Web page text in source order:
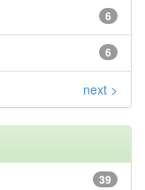
6
6
next >
39